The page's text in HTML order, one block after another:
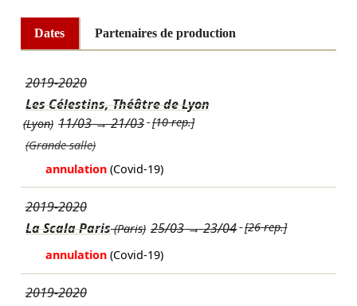
Dates Partenaires de production
2019-2020
Les Célestins, Théâtre de Lyon
(Lyon) 11/03→21/03 [10 rep.]
(Grande salle)
annulation (Covid-19)
2019-2020
La Scala Paris(Paris) 25/03→23/04 [26 rep.]
annulation (Covid-19)
2019-2020